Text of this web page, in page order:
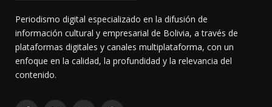
Periodismo digital especializado en la difusión de
información cultural y empresarial de Bolivia, a través de
plataformas digitales y canales multiplataforma, con un
enfoque en la calidad, la profundidad y la relevancia del
contenido.